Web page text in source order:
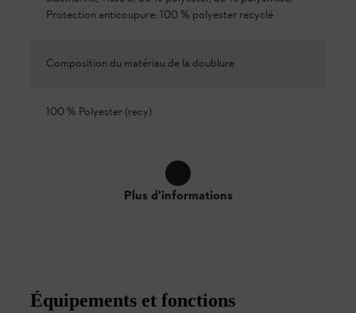
Protection anticoupure: 100 % polyester recyclé
Composition du matériau de la doublure
100 % Polyester (recy)
Plus d'informations
Équipements et fonctions